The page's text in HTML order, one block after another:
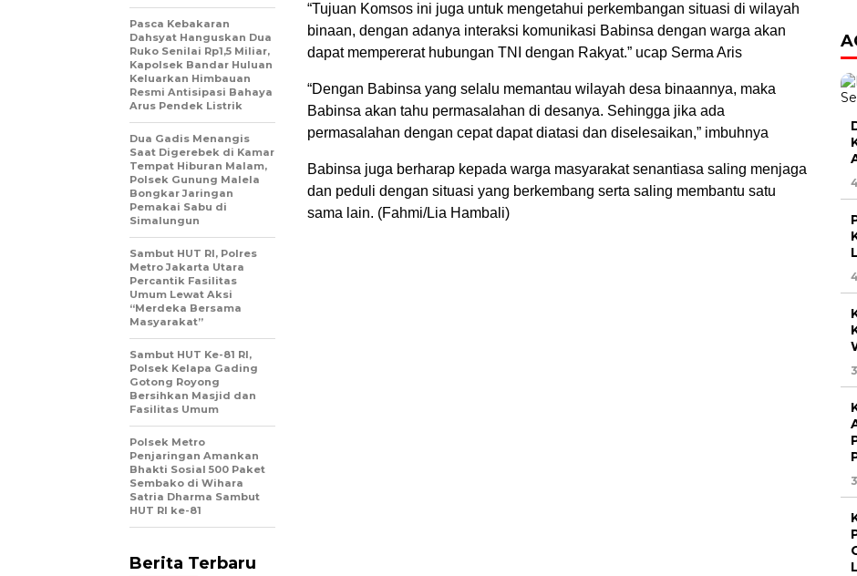
“Tujuan Komsos ini juga untuk mengetahui perkembangan situasi di wilayah
binaan, dengan adanya interaksi komunikasi Babinsa dengan warga akan
dapat mempererat hubungan TNI dengan Rakyat.” ucap Serma Aris
“Dengan Babinsa yang selalu memantau wilayah desa binaannya, maka
Babinsa akan tahu permasalahan di desanya. Sehingga jika ada
permasalahan dengan cepat dapat diatasi dan diselesaikan,” imbuhnya
Babinsa juga berharap kepada warga masyarakat senantiasa saling menjaga
dan peduli dengan situasi yang berkembang serta saling membantu satu
sama lain. (Fahmi/Lia Hambali)
Pasca Kebakaran
Dahsyat Hanguskan Dua
Ruko Senilai Rp1,5 Miliar,
Kapolsek Bandar Huluan
Keluarkan Himbauan
Resmi Antisipasi Bahaya
Arus Pendek Listrik
Dua Gadis Menangis
Saat Digerebek di Kamar
Tempat Hiburan Malam,
Polsek Gunung Malela
Bongkar Jaringan
Pemakai Sabu di
Simalungun
Sambut HUT RI, Polres
Metro Jakarta Utara
Percantik Fasilitas
Umum Lewat Aksi
“Merdeka Bersama
Masyarakat”
Sambut HUT Ke-81 RI,
Polsek Kelapa Gading
Gotong Royong
Bersihkan Masjid dan
Fasilitas Umum
Polsek Metro
Penjaringan Amankan
Bhakti Sosial 500 Paket
Sembako di Wihara
Satria Dharma Sambut
HUT RI ke-81
Berita Terbaru